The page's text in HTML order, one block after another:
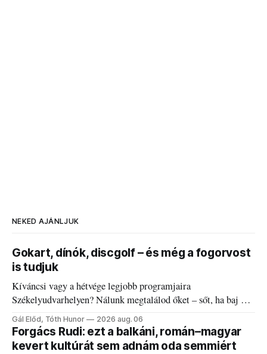
NEKED AJÁNLJUK
Gokart, dínók, discgolf – és még a fogorvost
is tudjuk
Kíváncsi vagy a hétvége legjobb programjaira
Székelyudvarhelyen? Nálunk megtalálod őket – sőt, ha baj van
a fogaddal, a fogorvosi ügyeletet is!
Gál Előd, Tóth Hunor 2026 aug. 06
Forgács Rudi: ezt a balkáni, román–magyar
kevert kultúrát sem adnám oda semmiért